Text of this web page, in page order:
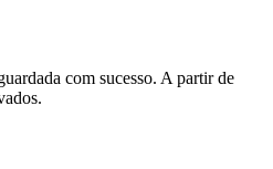
com sucesso. A partir de